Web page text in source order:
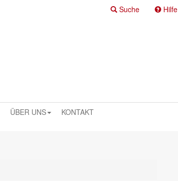
Suche Hilfe
ÜBER UNS KONTAKT